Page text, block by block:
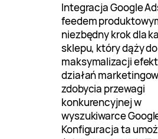
Integracja Google
feedem
niezbędny krok dla
sklepu, który dąży do
maksymalizacji
działań
zdobycia przewagi
konkurencyjnej w
wyszukiwarce
Konfiguracja ta